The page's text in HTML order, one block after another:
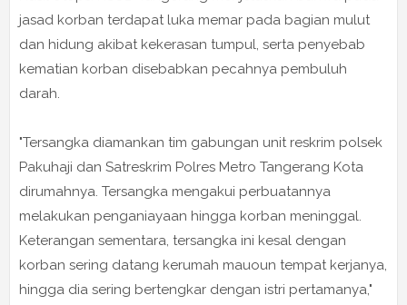
jasad korban terdapat luka memar pada bagian mulut
dan hidung akibat kekerasan tumpul, serta penyebab
kematian korban disebabkan pecahnya pembuluh
darah.
"Tersangka diamankan tim gabungan unit reskrim polsek
Pakuhaji dan Satreskrim Polres Metro Tangerang Kota
dirumahnya. Tersangka mengakui perbuatannya
melakukan penganiayaan hingga korban meninggal.
Keterangan sementara, tersangka ini kesal dengan
korban sering datang kerumah mauoun tempat kerjanya,
hingga dia sering bertengkar dengan istri pertamanya,"